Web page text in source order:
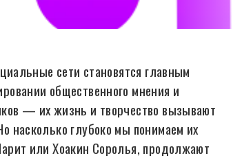
сети становятся главным
общественного мнения и
— их жизнь и творчество вызывают
насколько глубоко мы понимаем их
или Хоакин Соролья, продолжают